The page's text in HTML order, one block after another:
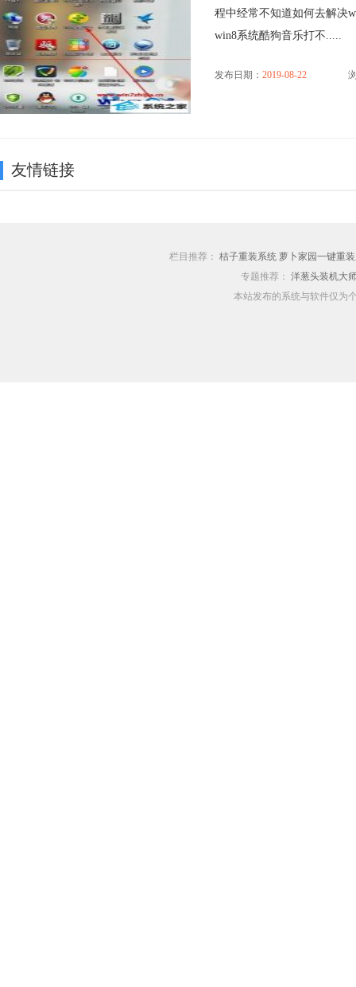
程中经常不知道如何去解决
win8系统酷狗音乐打不.....
发布日期： 2019-08-22
友情链接
栏目推荐： 桔子重装系统 萝卜家园一键重
专题推荐： 洋葱头装机大
本站发布的系统与软件仅为